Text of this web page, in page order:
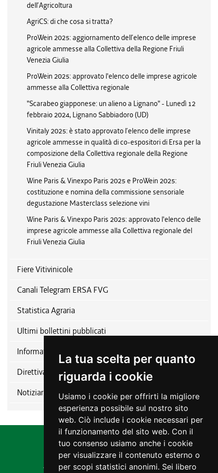
La tua scelta per quanto
riguarda i cookie
Usiamo i cookie per offrirti la migliore
esperienza possibile sul nostro sito
web. Ciò include i cookie necessari per
il funzionamento del sito web. Con il
tuo consenso usiamo anche i cookie
per visualizzare il contenuto esterno o
per scopi statistici anonimi. Sei libero
dell’Agricoltura
AgriCS: di che cosa si tratta?
ProWein 2025: aggiornamento dell’elenco delle imprese
agricole ammesse alla Collettiva della Regione Friuli
Venezia Giulia
ProWein 2025: approvato l'elenco delle imprese agricole
ammesse alla Collettiva regionale
"Scarabeo giapponese: un alieno a Lignano" - Lunedì 12
febbraio 2024, Lignano Sabbiadoro (UD)
Vinitaly 2025: è stato approvato l’elenco delle imprese
agricole ammesse in qualità di co-espositori di Ersa per la
composizione della Collettiva regionale della Regione
Friuli Venezia Giulia
Wine Paris & Vinexpo Paris 2025 e ProWein 2025:
costituzione e nomina della commissione sensoriale
degustazione Masterclass selezione vini
Wine Paris & Vinexpo Paris 2025: approvato l'elenco delle
imprese agricole ammesse alla Collettiva regionale del
Friuli Venezia Giulia
Fiere Vitivinicole
Canali Telegram ERSA FVG
Statistica Agraria
Ultimi bollettini pubblicati
Informativa relativa alla disciplina del patrocinio
Direttiva nitrati
Notiziario ERSA
Agenzia regionale per lo sviluppo rurale